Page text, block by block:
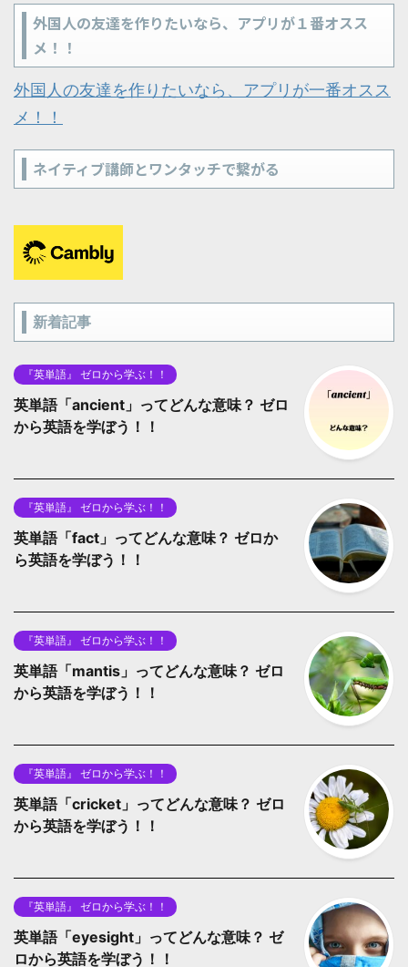
外国人の友達を作りたいなら、アプリが１番オスス
メ！！
外国人の友達を作りたいなら、アプリが一番オスス
メ！！
ネイティブ講師とワンタッチで繋がる
新着記事
『英単語』 ゼロから学ぶ！！
英単語「ancient」ってどんな意味？ ゼロ
から英語を学ぼう！！
『英単語』 ゼロから学ぶ！！
英単語「fact」ってどんな意味？ ゼロか
ら英語を学ぼう！！
『英単語』 ゼロから学ぶ！！
英単語「mantis」ってどんな意味？ ゼロ
から英語を学ぼう！！
『英単語』 ゼロから学ぶ！！
英単語「cricket」ってどんな意味？ ゼロ
から英語を学ぼう！！
『英単語』 ゼロから学ぶ！！
英単語「eyesight」ってどんな意味？ ゼ
ロから英語を学ぼう！！